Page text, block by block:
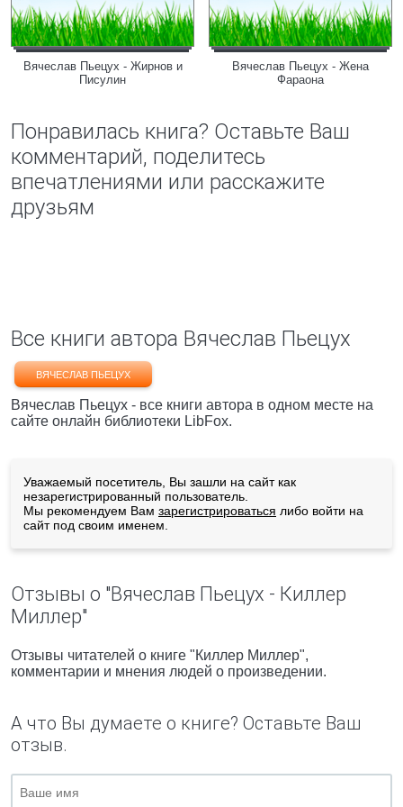
Вячеслав Пьецух - Жирнов и
Писулин
Вячеслав Пьецух - Жена
Фараона
Понравилась книга? Оставьте Ваш
комментарий, поделитесь
впечатлениями или расскажите
друзьям
Все книги автора Вячеслав Пьецух
ВЯЧЕСЛАВ ПЬЕЦУХ
Вячеслав Пьецух - все книги автора в одном месте на
сайте онлайн библиотеки LibFox.
Уважаемый посетитель, Вы зашли на сайт как
незарегистрированный пользователь.
Мы рекомендуем Вам зарегистрироваться либо войти на
сайт под своим именем.
Отзывы о "Вячеслав Пьецух - Киллер
Миллер"
Отзывы читателей о книге "Киллер Миллер",
комментарии и мнения людей о произведении.
А что Вы думаете о книге? Оставьте Ваш
отзыв.